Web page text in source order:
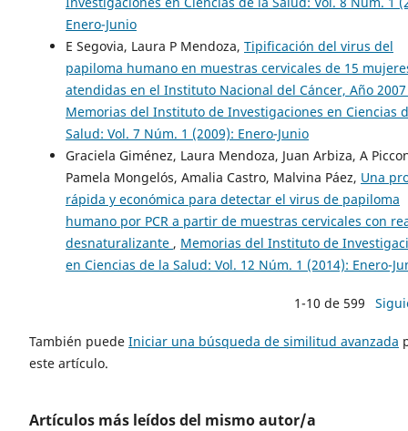
Enero-Junio
E Segovia, Laura P Mendoza, Tipificación del virus del
papiloma humano en muestras cervicales de 15
atendidas en el Instituto Nacional del Cáncer, Año
Memorias del Instituto de Investigaciones en Ciencias
Salud: Vol. 7 Núm. 1 (2009): Enero-Junio
Graciela Giménez, Laura Mendoza, Juan Arbiza, A
Pamela Mongelós, Amalia Castro, Malvina Páez, Una
rápida y económica para detectar el virus de papiloma
humano por PCR a partir de muestras cervicales con
desnaturalizante , Memorias del Instituto de
en Ciencias de la Salud: Vol. 12 Núm. 1 (2014): Enero-
1-10 de 599
También puede Iniciar una búsqueda de similitud avanzada
este artículo.
Artículos más leídos del mismo autor/a